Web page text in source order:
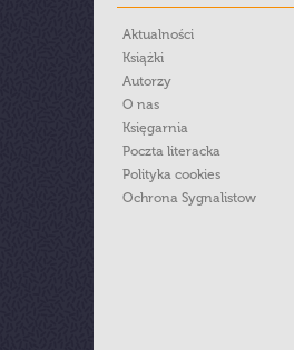
Aktualności
Książki
Autorzy
O nas
Księgarnia
Poczta literacka
Polityka cookies
Ochrona Sygnalistow